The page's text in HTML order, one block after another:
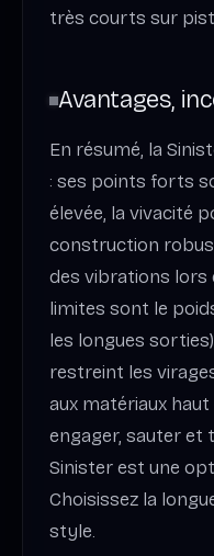
très courts sur
Avantages,
En résumé, la
: ses points forts
élevée, la vivacité
construction
des vibrations lors
limites sont le
les longues
restreint les
aux matériaux
engager, sauter et
Sinister est une
Choisissez la
style.